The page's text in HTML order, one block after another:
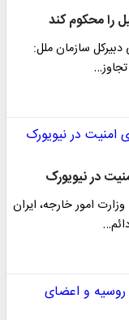
را محکوم کند
سازمان ملل:
در نیویورک
امور خارجه، ایران